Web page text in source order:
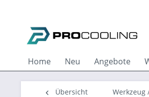
Home Neu Angebote
Übersicht Werkzeug